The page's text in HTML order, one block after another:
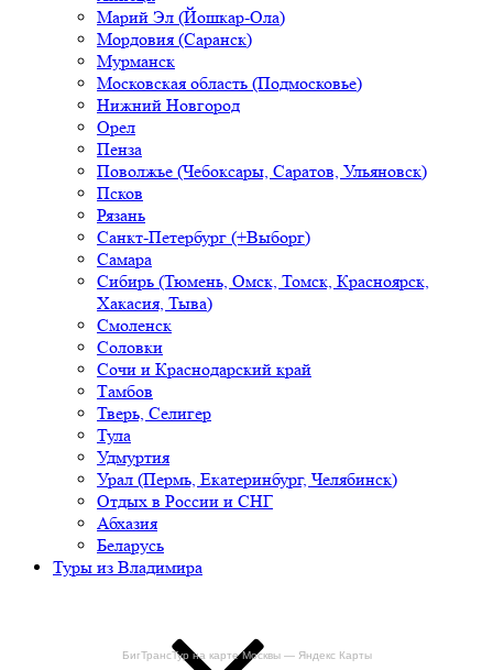
БигТрансТур на карте Москвы — Яндекс Карты
Марий Эл (Йошкар-Ола)
Мордовия (Саранск)
Мурманск
Московская область (Подмосковье)
Нижний Новгород
Орел
Пенза
Поволжье (Чебоксары, Саратов, Ульяновск)
Псков
Рязань
Санкт-Петербург (+Выборг)
Самара
Сибирь (Тюмень, Омск, Томск, Красноярск,
Хакасия, Тыва)
Смоленск
Соловки
Сочи и Краснодарский край
Тамбов
Тверь, Селигер
Тула
Удмуртия
Урал (Пермь, Екатеринбург, Челябинск)
Отдых в России и СНГ
Абхазия
Беларусь
Туры из Владимира